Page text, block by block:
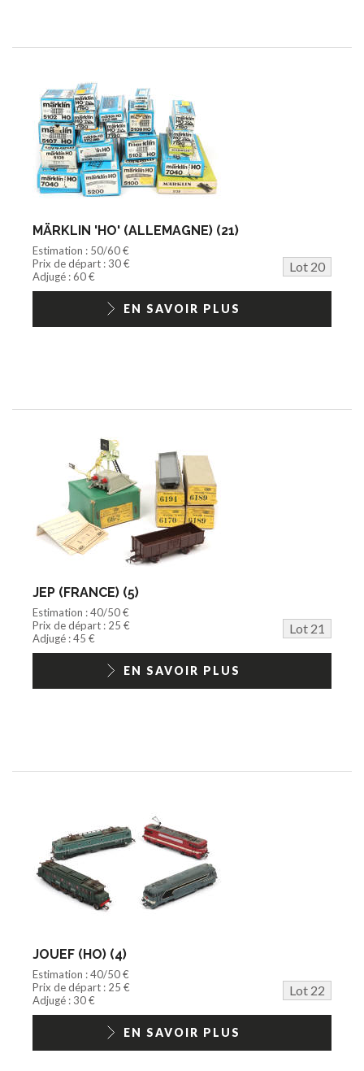
MÄRKLIN 'HO' (ALLEMAGNE) (21)
Estimation : 50/60 €
Prix de départ : 30 €
Lot 20
Adjugé : 60 €
EN SAVOIR PLUS
JEP (FRANCE) (5)
Estimation : 40/50 €
Prix de départ : 25 €
Lot 21
Adjugé : 45 €
EN SAVOIR PLUS
JOUEF (HO) (4)
Estimation : 40/50 €
Prix de départ : 25 €
Lot 22
Adjugé : 30 €
EN SAVOIR PLUS